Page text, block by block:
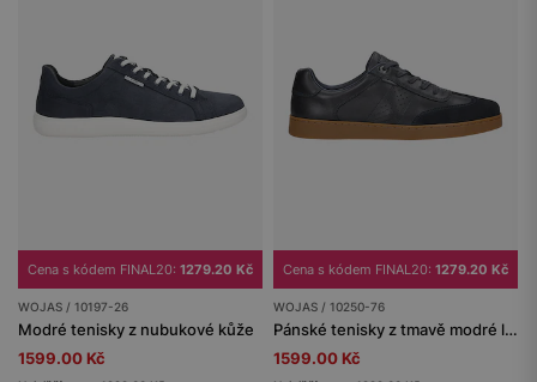
Cena s kódem FINAL20: 1279.20 Kč
WOJAS / 10197-26
Modré tenisky z nubukové kůže
1599.00 Kč
Cena s kódem FINAL20: 1279.20 Kč
WOJAS / 10250-76
Pánské tenisky z tmavě modré lícové kůže a nubuku
1599.00 Kč